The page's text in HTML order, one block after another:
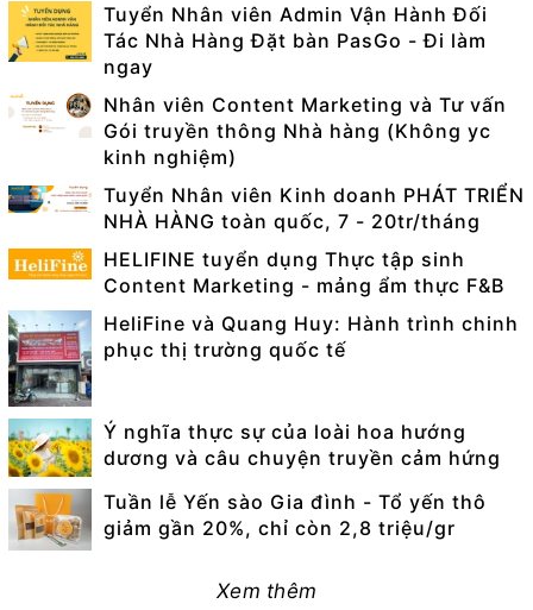
Tuyển Nhân viên Admin Vận Hành Đối
Tác Nhà Hàng Đặt bàn PasGo - Đi làm
ngay
Nhân viên Content Marketing và Tư vấn
Gói truyền thông Nhà hàng (Không yc
kinh nghiệm)
Tuyển Nhân viên Kinh doanh PHÁT TRIỂN
NHÀ HÀNG toàn quốc, 7 - 20tr/tháng
HELIFINE tuyển dụng Thực tập sinh
Content Marketing - mảng ẩm thực F&B
HeliFine và Quang Huy: Hành trình chinh
phục thị trường quốc tế
Ý nghĩa thực sự của loài hoa hướng
dương và câu chuyện truyền cảm hứng
Tuần lễ Yến sào Gia đình - Tổ yến thô
giảm gần 20%, chỉ còn 2,8 triệu/gr
Xem thêm